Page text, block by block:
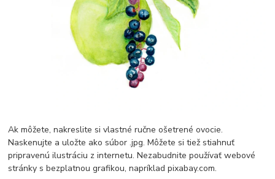
Ak môžete, nakreslite si vlastné ručne ošetrené ovocie.
Naskenujte a uložte ako súbor .jpg. Môžete si tiež stiahnuť
pripravenú ilustráciu z internetu. Nezabudnite používať webové
stránky s bezplatnou grafikou, napríklad pixabay.com.